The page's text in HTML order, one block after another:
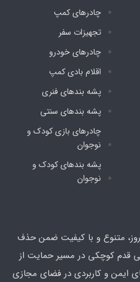
چادرهای کمپ
تجهیزات سفر
چادرهای خودرو
اقلام بادی کمپ
پشه‌ بندهای فنری
پشه‌ بندهای سنتی
چادرهای بازی کودک و
نوجوان
پشه‌ بندهای کودک و
نوجوان
روز، متنوع و با کیفیت ضمن حذف
قدم کوچکی در مسیر حمایت از
ایمن و کاربردی در فضای مجازی